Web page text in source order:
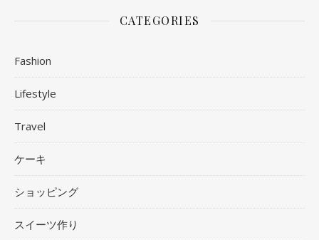
CATEGORIES
Fashion
Lifestyle
Travel
ケーキ
ショッピング
スイーツ作り